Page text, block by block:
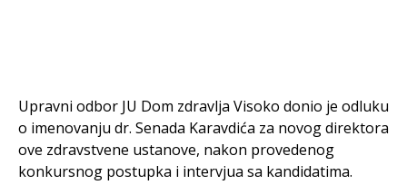
Upravni odbor JU Dom zdravlja Visoko donio je odluku
o imenovanju dr. Senada Karavdića za novog direktora
ove zdravstvene ustanove, nakon provedenog
konkursnog postupka i intervjua sa kandidatima.